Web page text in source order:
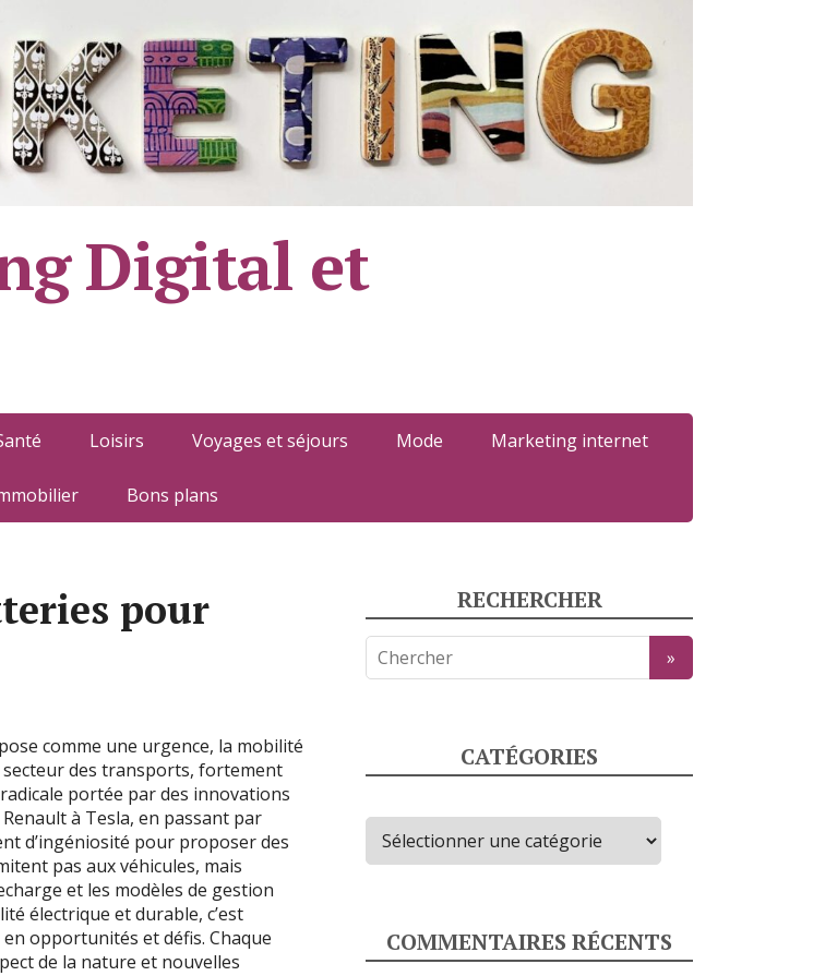
Digital et
Loisirs Voyages et séjours Mode Marketing internet
Bons plans
pour
comme une urgence, la mobilité
des transports, fortement
portée par des innovations
à Tesla, en passant par
d’ingéniosité pour proposer des
pas aux véhicules, mais
et les modèles de gestion
électrique et durable, c’est
opportunités et défis. Chaque
de la nature et nouvelles
RECHERCHER
CATÉGORIES
COMMENTAIRES RÉCENTS